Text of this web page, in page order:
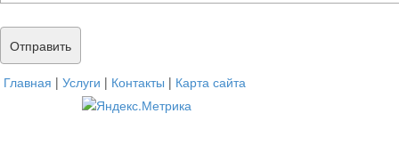
Главная | Услуги | Контакты | Карта сайта